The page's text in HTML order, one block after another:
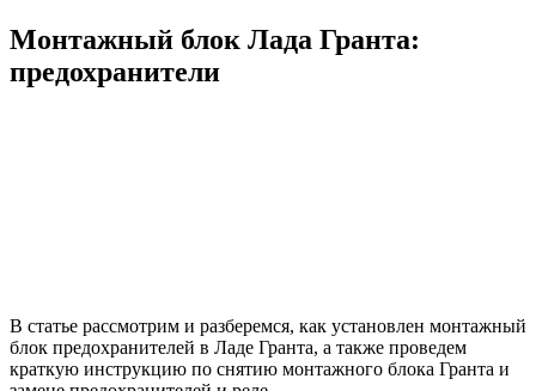
Монтажный блок Лада Гранта:
предохранители
В статье рассмотрим и разберемся, как установлен монтажный
блок предохранителей в Ладе Гранта, а также проведем
краткую инструкцию по снятию монтажного блока Гранта и